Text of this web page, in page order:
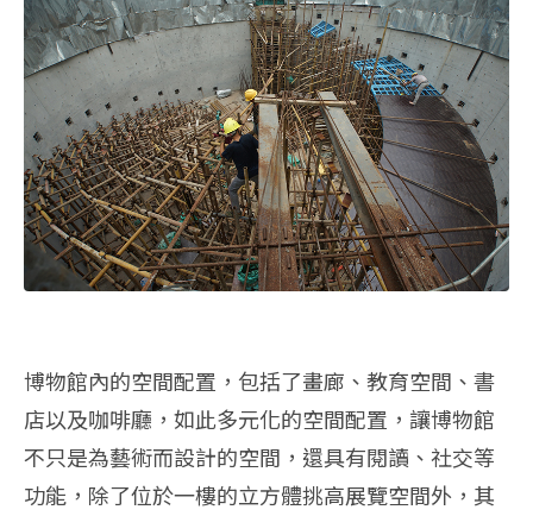
博物館內的空間配置，包括了畫廊、教育空間、書
店以及咖啡廳，如此多元化的空間配置，讓博物館
不只是為藝術而設計的空間，還具有閱讀、社交等
功能，除了位於一樓的立方體挑高展覽空間外，其